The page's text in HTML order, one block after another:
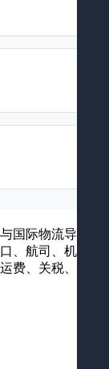
国际物流导航平
、航司、机场、
费、关税、海关